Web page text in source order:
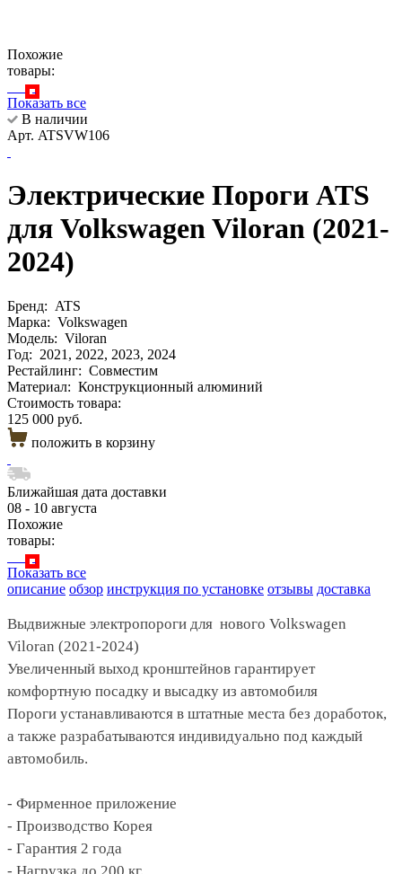
Похожие
товары:
Показать все
В наличии
Арт. ATSVW106
Электрические Пороги ATS
для Volkswagen Viloran (2021-
2024)
Бренд: ATS
Марка: Volkswagen
Модель: Viloran
Год: 2021, 2022, 2023, 2024
Рестайлинг: Совместим
Материал: Конструкционный алюминий
Стоимость товара:
125 000 руб.
положить в корзину
Ближайшая дата доставки
08 - 10 августа
Похожие
товары:
Показать все
описание обзор инструкция по установке отзывы доставка
Выдвижные электропороги для нового Volkswagen
Viloran (2021-2024)
Увеличенный выход кронштейнов гарантирует
комфортную посадку и высадку из автомобиля
Пороги устанавливаются в штатные места без доработок,
а также разрабатываются индивидуально под каждый
автомобиль.
- Фирменное приложение
- Производство Корея
- Гарантия 2 года